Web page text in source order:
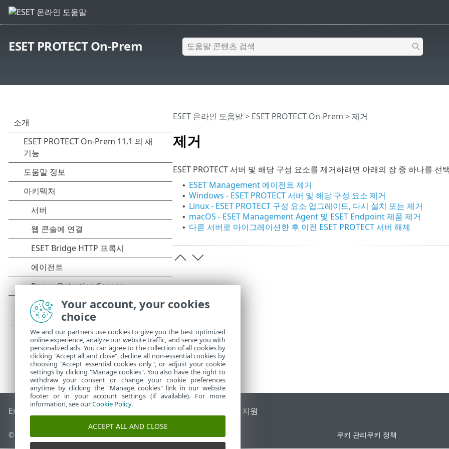
ESET PROTECT On-Prem
제거
ESET 온라인 도움말> ESET PROTECT On-Prem >제거
ESET PROTECT 서버 및 해당 구성 요소를 제거하려면 아래의 장 중 하나를 선
• ESET Management 에이전트 제거
• Windows - ESET PROTECT 서버 및 해당 구성 요소 제거
• Linux - ESET PROTECT 구성 요소 업그레이드, 다시 설치 또는 제거
• macOS - ESET Management Agent 및 ESET Endpoint 제품 제거
• 다른 서버로 마이그레이션한 후 이전 ESET PROTECT 서버 해제
End of Life ESET 지식 베이스 ESET 포럼 국가별 지원
© 1992 - 2026 ESET, spol. s r.o. - All rights reserved. 쿠키 관리쿠키 정책
Your account, your cookies
choice
We and our partners use cookies to give you the best optimized
online experience, analyze our website traffic, and serve you with
personalized ads. You can agree to the collection of all cookies by
clicking "Accept all and close", decline all non-essential cookies by
choosing "Accept essential cookies only", or adjust your cookie
settings by clicking "Manage cookies". You also have the right to
withdraw your consent or change your cookie preferences
anytime by clicking the "Manage cookies" link in our website
footer or in your account settings (if available). For more
information, see ourCookie Policy.
ACCEPT ALL AND CLOSE